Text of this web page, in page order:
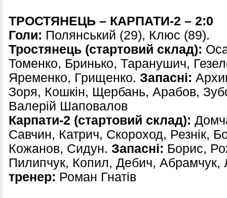
ТРОСТЯНЕЦЬ – КАРПАТИ-2 – 2:0
Голи: Полянський (29), Клюс (89).
Тростянець (стартовий склад):
Томенко, Бринько, Таранушич,
Яременко, Грищенко. Запасні:
Зоря, Кошкін, Щербань, Арабов,
Валерій Шаповалов
Карпати-2 (стартовий склад):
Савчин, Катрич, Скороход, Резнік,
Кожанов, Сидун. Запасні: Борис,
Пилипчук, Копил, Дебич, Абрамчук,
тренер: Роман Гнатів